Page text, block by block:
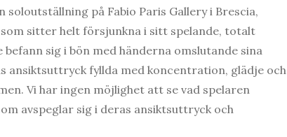
soloutställning på Fabio Paris Gallery i Brescia,
sitter helt försjunkna i sitt spelande, totalt
sig i bön med händerna omslutande sina
ansiktsuttryck fyllda med koncentration, glädje och
Vi har ingen möjlighet att se vad spelaren
avspeglar sig i deras ansiktsuttryck och